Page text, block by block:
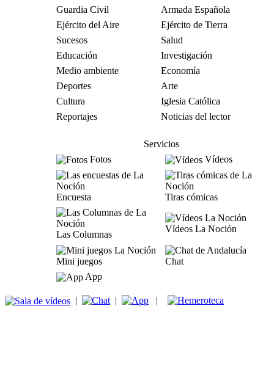
Guardia Civil
Armada Española
Ejército del Aire
Ejército de Tierra
Sucesos
Salud
Educación
Investigación
Medio ambiente
Economía
Deportes
Arte
Cultura
Iglesia Católica
Reportajes
Noticias del lector
Servicios
Fotos
Vídeos
Encuesta Tiras cómicas
Las Columnas
Vídeos La Noción
Mini juegos
Chat
App
| | |